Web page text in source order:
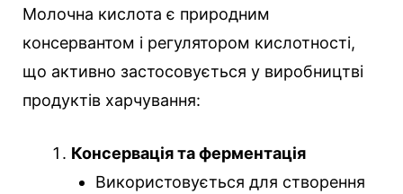
Молочна кислота є природним
консервантом і регулятором кислотності,
що активно застосовується у виробництві
продуктів харчування:
Консервація та ферментація
Використовується для створення